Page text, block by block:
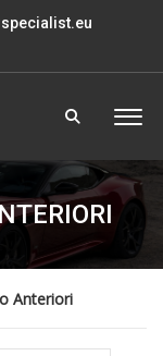
Anteriori